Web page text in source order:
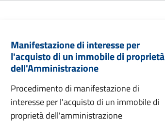
Manifestazione di interesse per
l'acquisto di un immobile di proprietà
dell'Amministrazione
Procedimento di manifestazione di
interesse per l'acquisto di un immobile di
proprietà dell'amministrazione